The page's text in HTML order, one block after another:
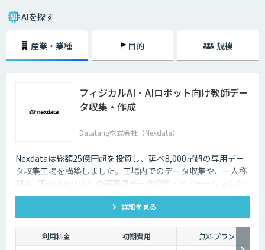
AIを探す
産業・業種 目的 規模
フィジカルAI・AIロボット向け教師デー
タ収集・作成
Datatang株式会社（Nexdata）
Nexdataは総額25億円超を投資し、延べ8,000㎡超の専用デー
タ収集工場を構築しました。工場内でのデータ収集や、一人称
視点（Ego-centric）の実環境データ収集・アノテーションか
ら、環境認識・意思決定・動作制御に対応した既製データセッ
トまで、フィジカルAI開発を加速させる包括的なデータソリュ
ーションを提供いたします。
詳細を見る
利用料金 初期費用 無料プラン